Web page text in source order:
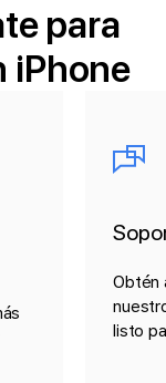
para
iPhone
Obtén
listo